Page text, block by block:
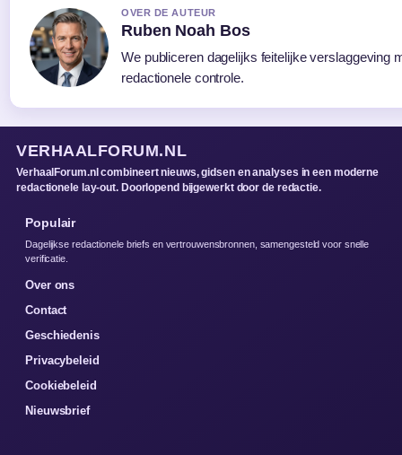
OVER DE AUTEUR
Ruben Noah Bos
We publiceren dagelijks feitelijke verslaggeving
redactionele controle.
VERHAALFORUM.NL
VerhaalForum.nl combineert nieuws, gidsen en analyses in een moderne
redactionele lay-out. Doorlopend bijgewerkt door de redactie.
Populair
Dagelijkse redactionele briefs en vertrouwensbronnen, samengesteld voor snelle
verificatie.
Over ons
Contact
Geschiedenis
Privacybeleid
Cookiebeleid
Nieuwsbrief